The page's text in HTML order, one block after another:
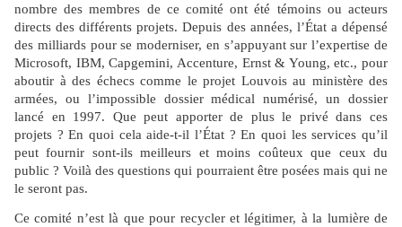
nombre des membres de ce comité ont été témoins ou acteurs
directs des différents projets. Depuis des années, l’État a dépensé
des milliards pour se moderniser, en s’appuyant sur l’expertise de
Microsoft, IBM, Capgemini, Accenture, Ernst & Young, etc., pour
aboutir à des échecs comme le projet Louvois au ministère des
armées, ou l’impossible dossier médical numérisé, un dossier
lancé en 1997. Que peut apporter de plus le privé dans ces
projets ? En quoi cela aide-t-il l’État ? En quoi les services qu’il
peut fournir sont-ils meilleurs et moins coûteux que ceux du
public ? Voilà des questions qui pourraient être posées mais qui ne
le seront pas.
Ce comité n’est là que pour recycler et légitimer, à la lumière de